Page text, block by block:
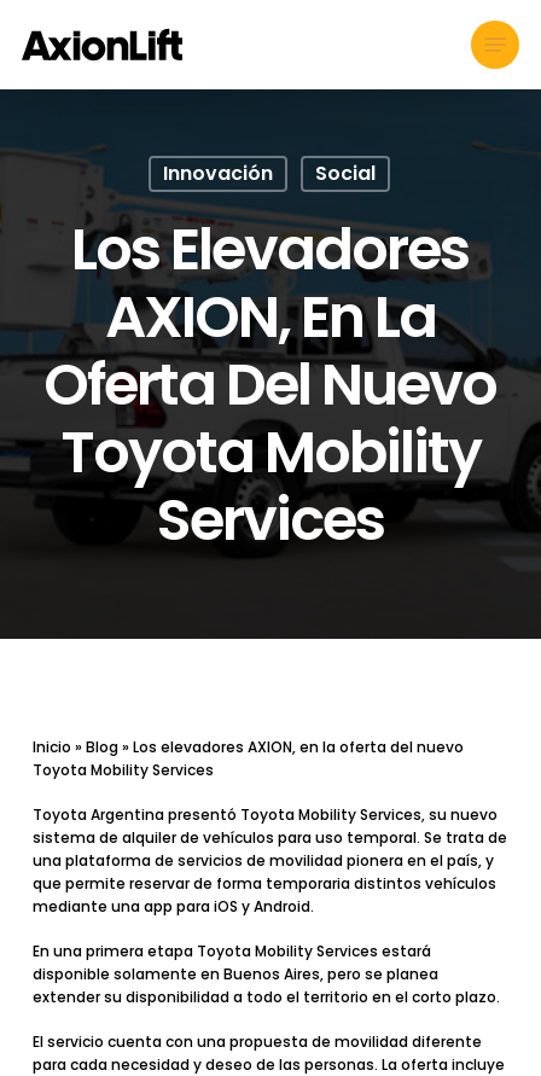
main
Menu
Innovación Social
Los Elevadores
AXION, En La
Oferta Del Nuevo
Toyota Mobility
Services
Inicio »Blog»Los elevadores AXION, en la oferta del nuevo
Toyota Mobility Services
Toyota Argentina presentó Toyota Mobility Services, su nuevo
sistema de alquiler de vehículos para uso temporal. Se trata de
una plataforma de servicios de movilidad pionera en el país, y
que permite reservar de forma temporaria distintos vehículos
mediante una app para iOS y Android.
En una primera etapa Toyota Mobility Services estará
disponible solamente en Buenos Aires, pero se planea
extender su disponibilidad a todo el territorio en el corto plazo.
El servicio cuenta con una propuesta de movilidad diferente
para cada necesidad y deseo de las personas. La oferta incluye